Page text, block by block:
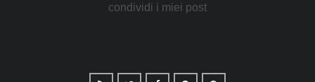
condividi i miei post